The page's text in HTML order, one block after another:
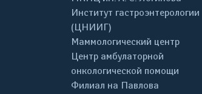
Институт гастроэнтерологии
(ЦНИИГ)
Маммологический центр
Центр амбулаторной
онкологической помощи
Филиал на Павлова